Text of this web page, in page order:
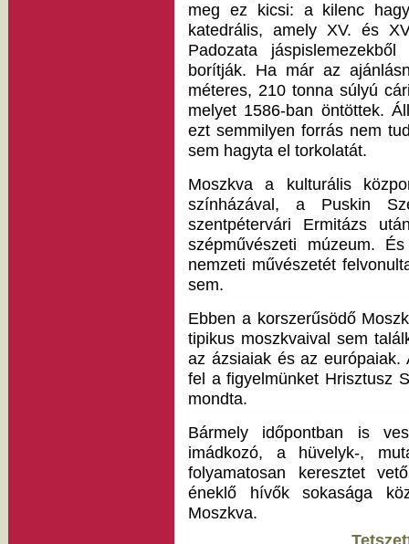
meg ez kicsi: a kilenc
katedrális, amely XV. és
Padozata
borítják. Ha már az
méteres, 210 tonna súlyú
melyet 1586-ban öntöttek.
ezt semmilyen forrás nem
sem hagyta el torkolatát.
Moszkva a kulturális
színházával, a Puskin
szentpétervári Ermitázs
szépművészeti múzeum.
nemzeti művészetét
sem.
Ebben a korszerűsödő
tipikus moszkvaival sem
az ázsiaiak és az európaiak.
fel a figyelmünket Hrisztusz
mondta.
Bármely időpontban is
imádkozó, a hüvelyk-,
folyamatosan keresztet
éneklő hívők sokasága
Moszkva.